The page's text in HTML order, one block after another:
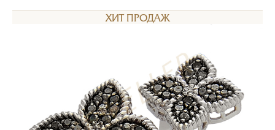
ХИТ ПРОДАЖ